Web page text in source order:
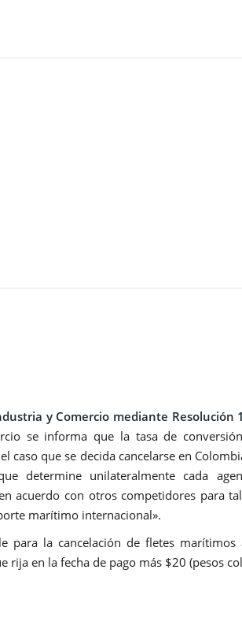
y Comercio mediante Resolución
se informa que la tasa de
caso que se decida cancelarse en
determine unilateralmente cada
acuerdo con otros competidores para
marítimo internacional».
para la cancelación de fletes marítimos
rija en la fecha de pago más $20 (pesos